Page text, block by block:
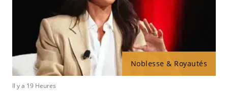
Noblesse & Royautés
Il y a 19 Heures